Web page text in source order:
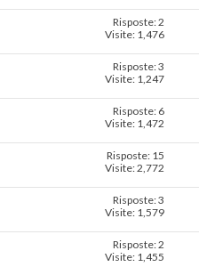
Risposte: 2
Visite: 1,476
Risposte: 3
Visite: 1,247
Risposte: 6
Visite: 1,472
Risposte: 15
Visite: 2,772
Risposte: 3
Visite: 1,579
Risposte: 2
Visite: 1,455